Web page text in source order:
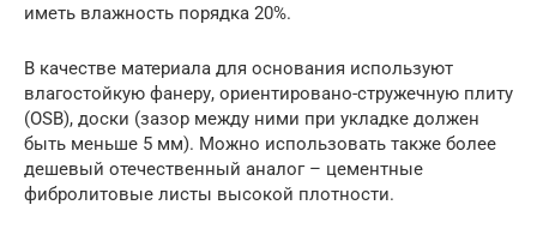
иметь влажность порядка 20%.
В качестве материала для основания используют
влагостойкую фанеру, ориентировано-стружечную плиту
(OSB), доски (зазор между ними при укладке должен
быть меньше 5 мм). Можно использовать также более
дешевый отечественный аналог – цементные
фибролитовые листы высокой плотности.